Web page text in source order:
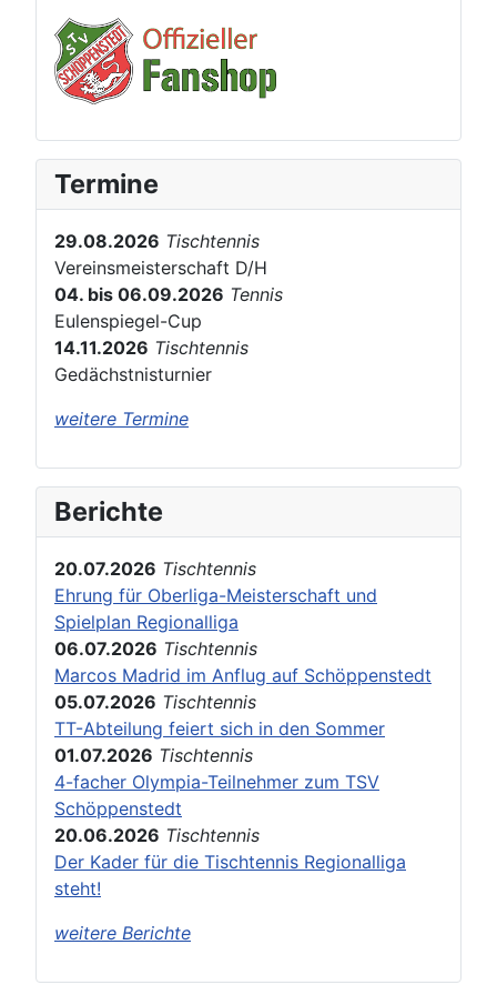
Termine
29.08.2026 Tischtennis
Vereinsmeisterschaft D/H
04. bis 06.09.2026 Tennis
Eulenspiegel-Cup
14.11.2026 Tischtennis
Gedächstnisturnier
weitere Termine
Berichte
20.07.2026 Tischtennis
Ehrung für Oberliga-Meisterschaft und
Spielplan Regionalliga
06.07.2026 Tischtennis
Marcos Madrid im Anflug auf Schöppenstedt
05.07.2026 Tischtennis
TT-Abteilung feiert sich in den Sommer
01.07.2026 Tischtennis
4-facher Olympia-Teilnehmer zum TSV
Schöppenstedt
20.06.2026 Tischtennis
Der Kader für die Tischtennis Regionalliga
steht!
weitere Berichte